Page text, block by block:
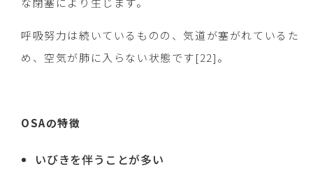
呼吸努力は続いているものの、気道が塞がれているた
め、空気が肺に入らない状態です[22]。
OSAの特徴
いびきを伴うことが多い